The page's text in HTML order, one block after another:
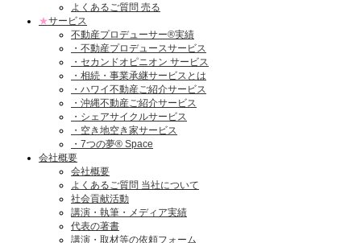
よくあるご質問 売る
★サービス
不動産プロデューサー®実績
・不動産プロデュースサービス
・セカンドオピニオン サービス
・相続・事業承継サービスとは
・ハワイ不動産ご紹介サービス
・沖縄不動産ご紹介サービス
・シェアサイクルサービス
・空き地空き家サービス
・7つの夢® Space
会社概要
会社概要
よくあるご質問 当社について
社会貢献活動
講演・執筆・メディア実績
代表の著書
講演・取材等の依頼フォーム